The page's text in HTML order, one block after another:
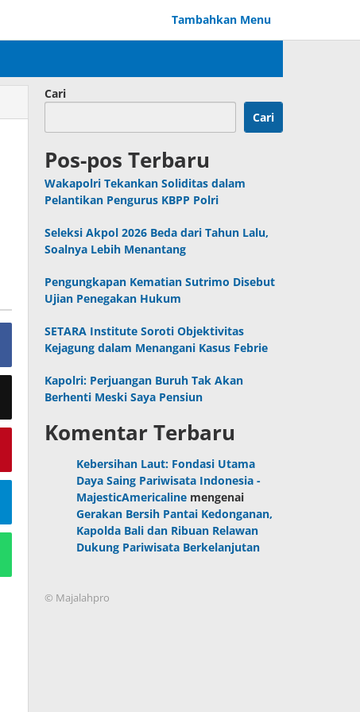
Tambahkan Menu
Cari
Cari
Pos-pos Terbaru
Wakapolri Tekankan Soliditas dalam
Pelantikan Pengurus KBPP Polri
Seleksi Akpol 2026 Beda dari Tahun Lalu,
Soalnya Lebih Menantang
Pengungkapan Kematian Sutrimo Disebut
Ujian Penegakan Hukum
SETARA Institute Soroti Objektivitas
Kejagung dalam Menangani Kasus Febrie
Kapolri: Perjuangan Buruh Tak Akan
Berhenti Meski Saya Pensiun
Komentar Terbaru
Kebersihan Laut: Fondasi Utama
Daya Saing Pariwisata Indonesia -
MajesticAmericaline mengenai
Gerakan Bersih Pantai Kedonganan,
Kapolda Bali dan Ribuan Relawan
Dukung Pariwisata Berkelanjutan
© Majalahpro